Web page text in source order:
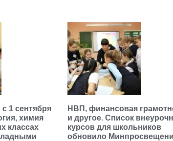
1 сентября
химия
классах
НВП, финансовая
и другое. Список
курсов для школьников
обновило